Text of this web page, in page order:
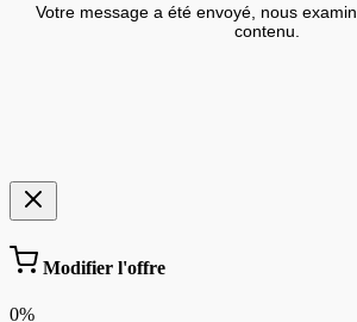
Votre message a été envoyé, nous
contenu.
Modifier l'offre
0%